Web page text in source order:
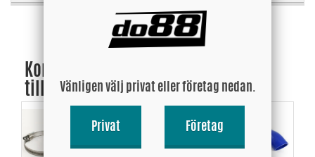
Komplettera ditt köp med dessa
tillbehör:Vänligen välj privat eller företag nedan.
Privat Företag